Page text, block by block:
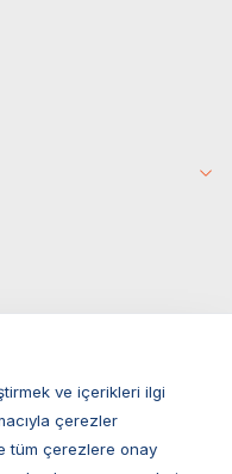
ve içerikleri ilgi
çerezler
tüm çerezlere onay